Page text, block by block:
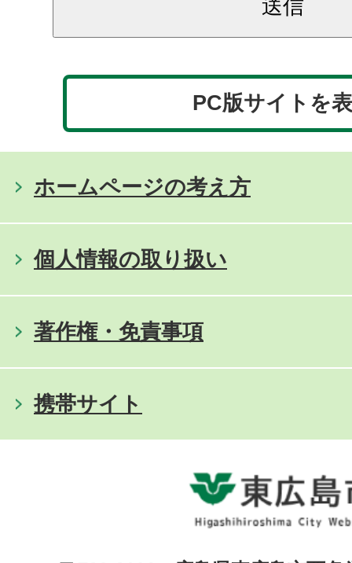
PC版サイトを
ホームページの考え方
個人情報の取り扱い
著作権・免責事項
携帯サイト